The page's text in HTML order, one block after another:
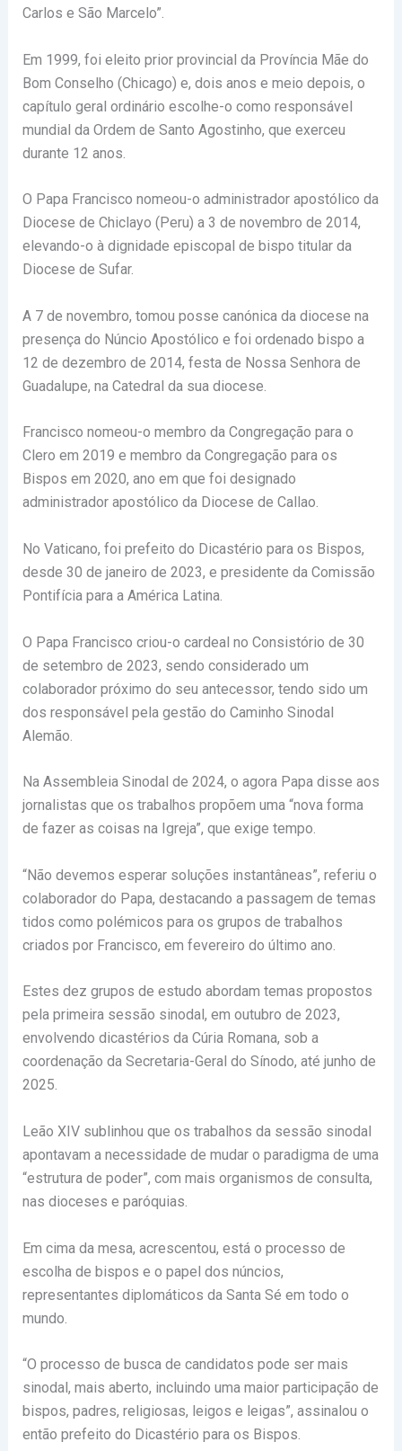
Carlos e São Marcelo”.
Em 1999, foi eleito prior provincial da Província Mãe do
Bom Conselho (Chicago) e, dois anos e meio depois, o
capítulo geral ordinário escolhe-o como responsável
mundial da Ordem de Santo Agostinho, que exerceu
durante 12 anos.
O Papa Francisco nomeou-o administrador apostólico da
Diocese de Chiclayo (Peru) a 3 de novembro de 2014,
elevando-o à dignidade episcopal de bispo titular da
Diocese de Sufar.
A 7 de novembro, tomou posse canónica da diocese na
presença do Núncio Apostólico e foi ordenado bispo a
12 de dezembro de 2014, festa de Nossa Senhora de
Guadalupe, na Catedral da sua diocese.
Francisco nomeou-o membro da Congregação para o
Clero em 2019 e membro da Congregação para os
Bispos em 2020, ano em que foi designado
administrador apostólico da Diocese de Callao.
No Vaticano, foi prefeito do Dicastério para os Bispos,
desde 30 de janeiro de 2023, e presidente da Comissão
Pontifícia para a América Latina.
O Papa Francisco criou-o cardeal no Consistório de 30
de setembro de 2023, sendo considerado um
colaborador próximo do seu antecessor, tendo sido um
dos responsável pela gestão do Caminho Sinodal
Alemão.
Na Assembleia Sinodal de 2024, o agora Papa disse aos
jornalistas que os trabalhos propõem uma “nova forma
de fazer as coisas na Igreja”, que exige tempo.
“Não devemos esperar soluções instantâneas”, referiu o
colaborador do Papa, destacando a passagem de temas
tidos como polémicos para os grupos de trabalhos
criados por Francisco, em fevereiro do último ano.
Estes dez grupos de estudo abordam temas propostos
pela primeira sessão sinodal, em outubro de 2023,
envolvendo dicastérios da Cúria Romana, sob a
coordenação da Secretaria-Geral do Sínodo, até junho de
2025.
Leão XIV sublinhou que os trabalhos da sessão sinodal
apontavam a necessidade de mudar o paradigma de uma
“estrutura de poder”, com mais organismos de consulta,
nas dioceses e paróquias.
Em cima da mesa, acrescentou, está o processo de
escolha de bispos e o papel dos núncios,
representantes diplomáticos da Santa Sé em todo o
mundo.
“O processo de busca de candidatos pode ser mais
sinodal, mais aberto, incluindo uma maior participação de
bispos, padres, religiosas, leigos e leigas”, assinalou o
então prefeito do Dicastério para os Bispos.